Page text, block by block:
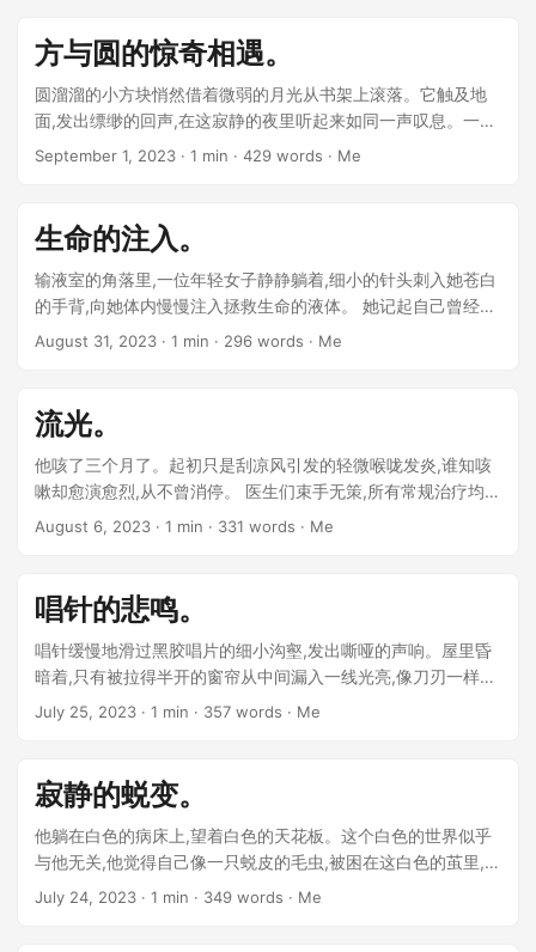
方与圆的惊奇相遇。
圆溜溜的小方块悄然借着微弱的月光从书架上滚落。它触及地
面,发出缥缈的回声,在这寂静的夜里听起来如同一声叹息。一个
身形渺小的生命从他的床上爬下,用双手抓住了那个小方块,双眼
September 1, 2023 · 1 min · 429 words · Me
生命的注入。
输液室的角落里,一位年轻女子静静躺着,细小的针头刺入她苍白
的手背,向她体内慢慢注入拯救生命的液体。 她记起自己曾经也
这样为她的母亲注射过营养液,在母亲躺在病榻上最后的日子。
不小心造成的小小伤口,那是母亲最后一点儿还残留在人世的痕
迹。 ...
August 31, 2023 · 1 min · 296 words · Me
流光。
他咳了三个月了。起初只是刮凉风引发的轻微喉咙发炎,谁知咳
嗽却愈演愈烈,从不曾消停。 医生们束手无策,所有常规治疗均告
失败。X光片显示肺部完好,血液检查结果正常。最终医生只能
August 6, 2023 · 1 min · 331 words · Me
唱针的悲鸣。
唱针缓慢地滑过黑胶唱片的细小沟壑,发出嘶哑的声响。屋里昏
暗着,只有被拉得半开的窗帘从中间漏入一线光亮,像刀刃一样斜
斜地落在地板上。 他静静地坐在那里,任由记忆的浪潮将他拍打
出的旋律。那是快活的爵士乐,和煦的阳光下两个青春躯体起舞,
仿佛永远不会停息。 ...
July 25, 2023 · 1 min · 357 words · Me
寂静的蜕变。
他躺在白色的病床上,望着白色的天花板。这个白色的世界似乎
与他无关,他觉得自己像一只蜕皮的毛虫,被困在这白色的茧里,等
待最后的蜕变。 他来到这个地方已经有一段时间了。一开始,医
July 24, 2023 · 1 min · 349 words · Me